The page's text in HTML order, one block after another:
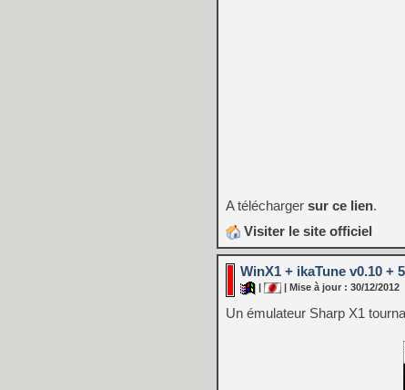
A télécharger sur ce lien.
Visiter le site officiel
WinX1 + ikaTune v0.10 +
| | Mise à jour : 30/12/2012
Un émulateur Sharp X1